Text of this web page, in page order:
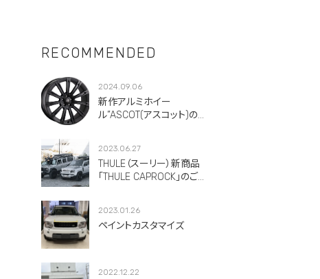
RECOMMENDED
2024.09.06
新作アルミホイー
ル”ASCOT(アスコット)のご
2023.06.27
THULE（スーリー）新商品
「THULE CAPROCK」のご紹
2023.01.26
ペイントカスタマイズ
2022.12.22